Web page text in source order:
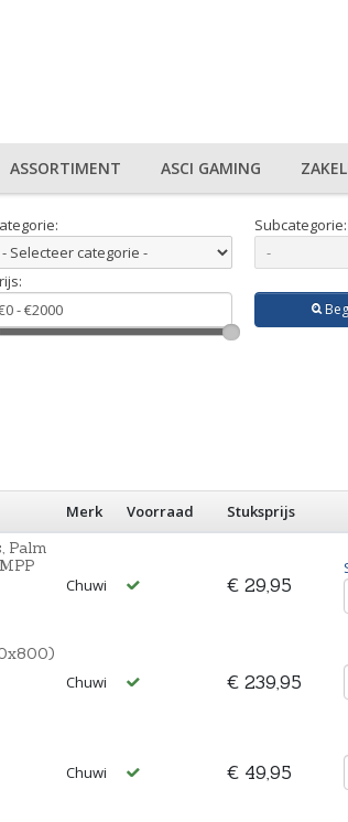
ASSORTIMENT ASCI GAMING
Subcategorie:
Merk Voorraad
Stuksprijs
Palm
Chuwi € 29,95
Chuwi € 239,95
Chuwi € 49,95